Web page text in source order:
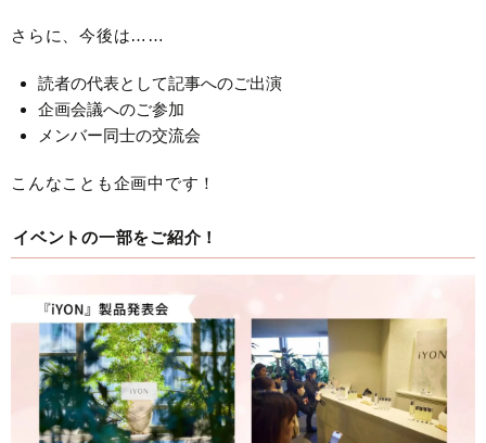
さらに、今後は……
読者の代表として記事へのご出演
企画会議へのご参加
メンバー同士の交流会
こんなことも企画中です！
イベントの一部をご紹介！